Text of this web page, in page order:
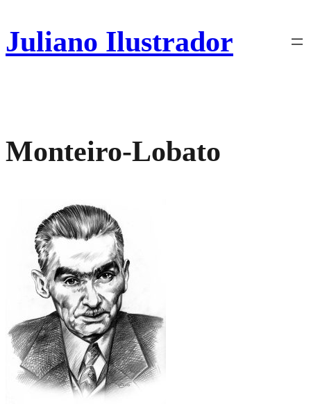
o
conteúdo
Juliano Ilustrador
Monteiro-Lobato